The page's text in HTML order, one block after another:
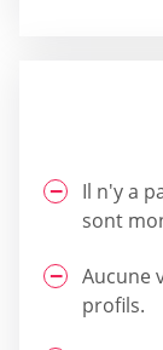
Il n'y a
sont
Aucune
profils.